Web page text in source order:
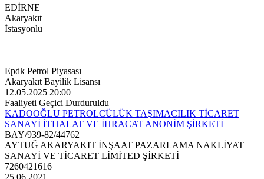
EDİRNE
Akaryakıt
İstasyonlu
Epdk Petrol Piyasası
Akaryakıt Bayilik Lisansı
12.05.2025 20:00
Faaliyeti Geçici Durduruldu
KADOOĞLU PETROLCÜLÜK TAŞIMACILIK TİCARET
SANAYİ İTHALAT VE İHRACAT ANONİM ŞİRKETİ
BAY/939-82/44762
AYTUĞ AKARYAKIT İNŞAAT PAZARLAMA NAKLİYAT
SANAYİ VE TİCARET LİMİTED ŞİRKETİ
7260421616